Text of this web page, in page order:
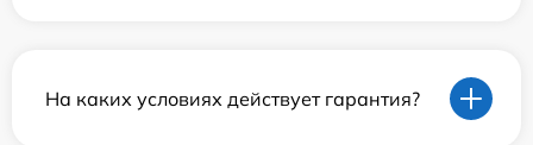
На каких условиях действует гарантия?